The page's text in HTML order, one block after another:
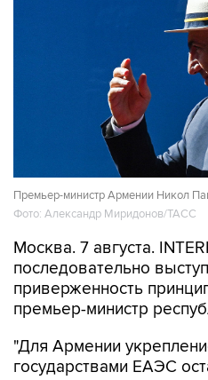
Премьер-министр Армении Никол
Фото: Александр Миридонов/ТАСС
Москва. 7 августа.
приверженность
премьер-министр
"Для Армении
внешнеполитических и
приоритетов. Этот